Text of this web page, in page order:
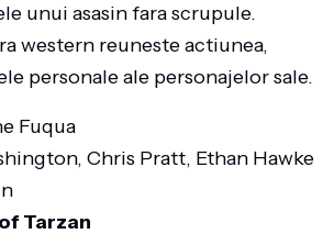
unui asasin fara scrupule.
western reuneste actiunea,
personale ale personajelor sale.
Fuqua
Chris Pratt, Ethan Hawke
Tarzan